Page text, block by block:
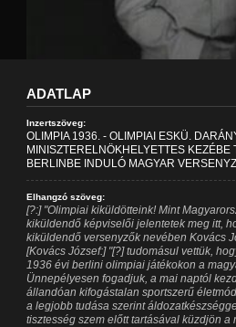
ADATLAP
Inzertszöveg:
OLIMPIA 1936. - OLIMPIAI ESKÜ.
MINISZTERELNÖKHELYETTES KEZÉBE
BERLINBE INDULÓ MAGYAR
Elhangzó szöveg:
[?:] "Olimpiai kiküldötteink! Mint
kiküldendő képviselői jelentetek meg itt,
kiküldendő versenyzők nevében Kovács
[Kovács József:] "[?] tudomásul vettük,
1936 évi berlini olimpiai játékokon a
Ünnepélyesen fogadjuk, a mai naptól
állandóan kifogástalan sportszerű
a legjobb tudása szerint
tisztesség szem előtt tartásával küzdjön